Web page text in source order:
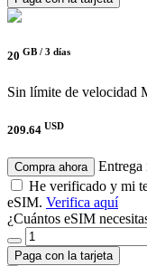
20 GB / 3 días
Sin límite de velocidad
209.64 USD
Compra ahora
Entrega
He verificado y mi
eSIM. Verifica aquí
¿Cuántos eSIM
Paga con la tarjeta